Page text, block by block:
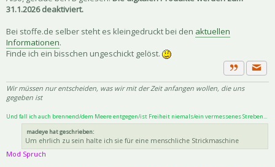
31.1.2026 deaktiviert.
Bei stoffe.de selber steht es kleingedruckt bei den aktuellen
Informationen.
Finde ich ein bisschen ungeschickt gelöst.
Zitat
Wir müssen nur entscheiden, was wir mit der Zeit anfangen wollen, die uns
gegeben ist
Und fall ich auch brennend/dem Meere entgegen/ist Freiheit niemals/ein vermessenes Streben...
madeye hat geschrieben:
Um ehrlich zu sein halte ich sie für eine menschliche Strickmaschine
Mod Spruch